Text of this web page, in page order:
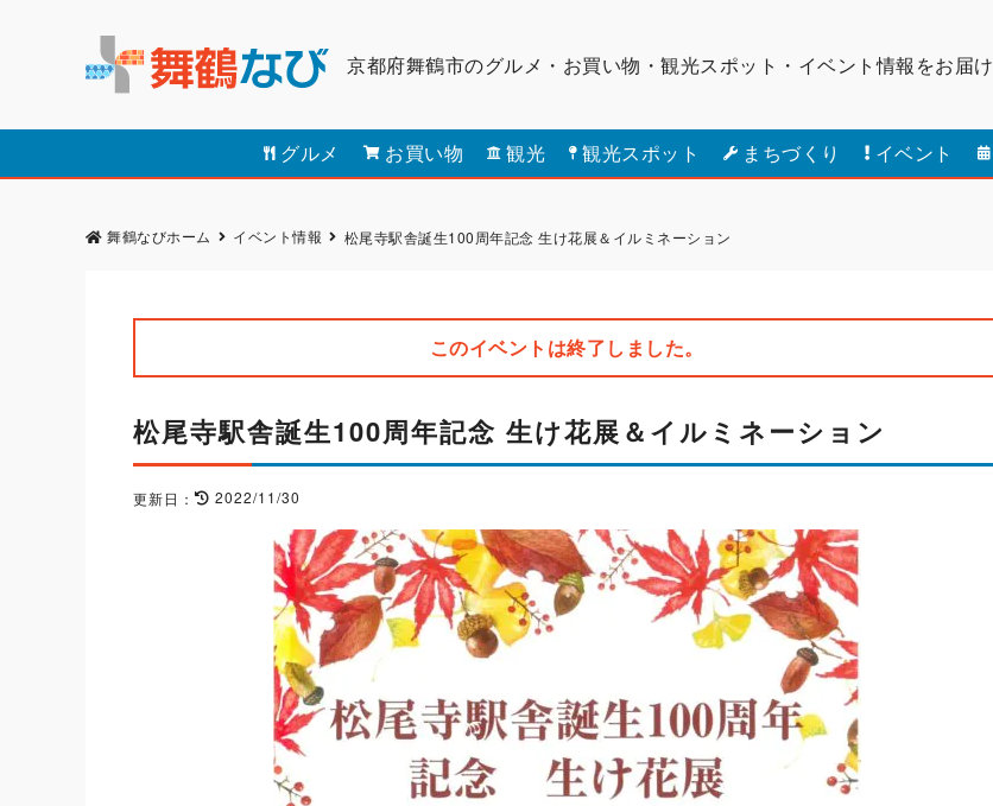
京都府舞鶴市のグルメ・お買い物・観光スポット・ イベント情報をお届け
グルメ お買い物 観光 観光スポット まちづくり イベント
舞鶴なびホーム イベント情報 松尾寺駅舎誕生100周年記念 生け花展＆イルミネーション
このイベントは終了しました。
松尾寺駅舎誕生100周年記念 生け花展＆イルミネーション
更新日： 2022/11/30